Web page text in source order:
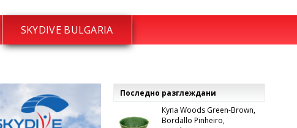
SKYDIVE BULGARIA
Последно разглеждани
Купа Woods Green-Brown,
Bordallo Pinheiro,